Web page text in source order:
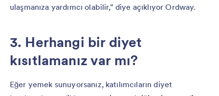
ulaşmanıza yardımcı olabilir,” diye açıklıyor Ordway.
3. Herhangi bir diyet
kısıtlamanız var mı?
Eğer yemek sunuyorsanız, katılımcıların diyet